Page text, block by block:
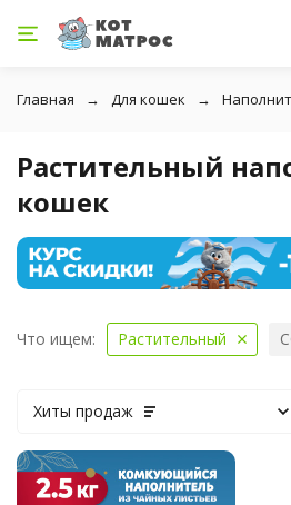
Главная Для кошек
Растительный
кошек
Что ищем: Растительный
Хиты продаж